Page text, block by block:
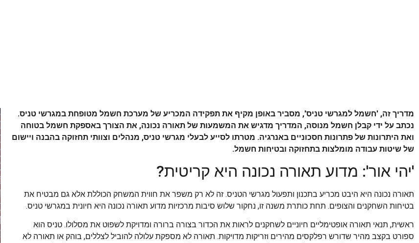
מדריך זה, 'חשמל למגרשי טניס', מסביר באופן מקיף את תפקידה המכריע של מערכת חשמל מטופחת במגרשי טניס.
נכתב על ידי קבלן חשמל מנוסה, המדריך מדגיש את המשמעות של תאורה נכונה, את הצורך באספקת חשמל בטוחה
ואת היתרונות של פתרונות חסכוניים באנרגיה. מטרתו לסייע לבעלי מגרשי טניס, מנהלים וצוותי תחזוקה בהבנה ויישום
של שיטות עבודה מומלצות בתחזוקה ובטיחות חשמל.
'יהי אור': מדוע תאורה נכונה היא קריטית?
תאורה נכונה היא היבט מכריע בתכנון ותפעול מגרשי הטניס. זה לא רק משפר את חווית המשחק הכוללת אלא גם מבטיח את
בטיחות השחקנים והצופים. תחת כותרת משנה זו, נחקור שלוש סיבות מרכזיות מדוע תאורה נכונה היא חיונית במגרשי טניס.
ראשית, תנאי תאורה אופטימליים חיוניים לשחקנים לראות את הכדור בצורה ברורה ומדויקת לשפוט את מסלולו. טניס הוא
ספורט בקצב מהיר שדורש רפלקסים מהירים וזריקות מדויקות. תאורה לא מספקת עלולה להוביל לצללים, בוהק או תאורה לא